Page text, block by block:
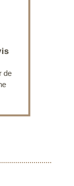
de